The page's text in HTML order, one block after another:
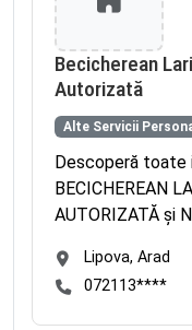
Becicherean
Autorizată
Alte Servicii
Descoperă toate
BECICHEREAN
AUTORIZATĂ și
Lipova, Arad
072113****